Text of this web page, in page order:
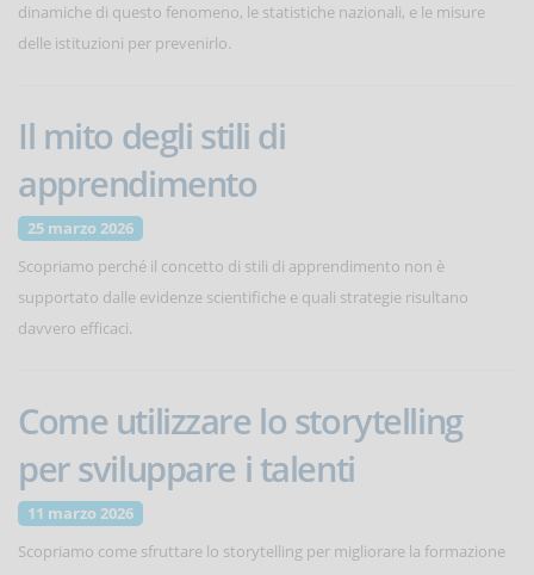
dinamiche di questo fenomeno, le statistiche nazionali, e le misure
delle istituzioni per prevenirlo.
Il mito degli stili di
apprendimento
25 marzo 2026
Scopriamo perché il concetto di stili di apprendimento non è
supportato dalle evidenze scientifiche e quali strategie risultano
davvero efficaci.
Come utilizzare lo storytelling
per sviluppare i talenti
11 marzo 2026
Scopriamo come sfruttare lo storytelling per migliorare la formazione